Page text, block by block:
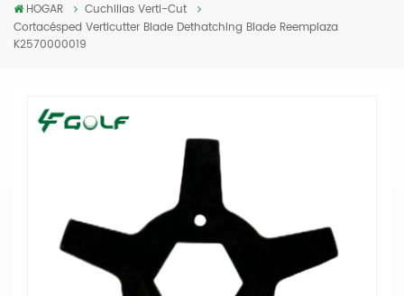
HOGAR
Cuchillas Verti-Cut
Cortacésped Verticutter Blade Dethatching Blade Reemplaza
K2570000019